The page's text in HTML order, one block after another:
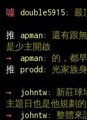
噓
double5915 : 最
推
apman: 還有跟無
是少主開啟
→
apman: 的，都
推
prodd : 光家族身
→
johntw: 新莊球
主題日也是他規劃的
→
johntw: 整體來